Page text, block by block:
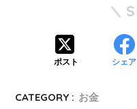
ポスト シェア
CATEGORY : お金